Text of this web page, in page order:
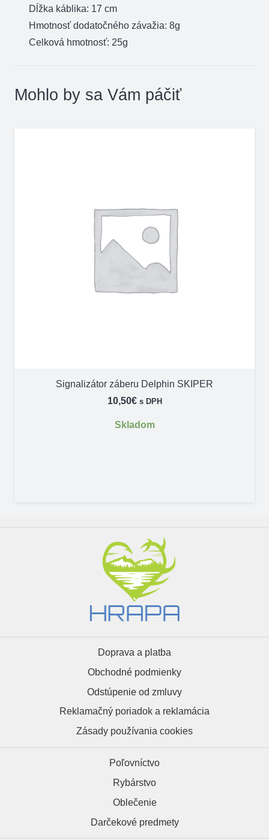
Dĺžka káblika: 17 cm
Hmotnosť dodatočného závažia: 8g
Celková hmotnosť: 25g
Mohlo by sa Vám páčiť
Signalizátor záberu Delphin SKIPER
10,50€ s DPH
Skladom
Doprava a platba
Obchodné podmienky
Odstúpenie od zmluvy
Reklamačný poriadok a reklamácia
Zásady používania cookies
Poľovníctvo
Rybárstvo
Oblečenie
Darčekové predmety